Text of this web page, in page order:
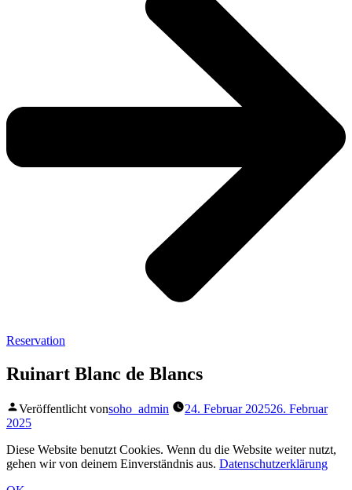
Reservation
Ruinart Blanc de Blancs
Veröffentlicht vonsoho_admin 24. Februar 202526. Februar
2025
Diese Website benutzt Cookies. Wenn du die Website weiter nutzt,
gehen wir von deinem Einverständnis aus. Datenschutzerklärung